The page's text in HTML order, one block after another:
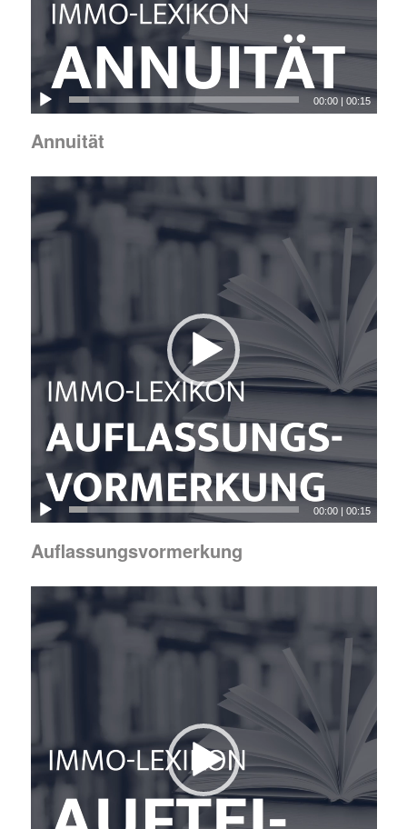
00:00 |00:15
Annuität
00:00 |00:15
Auflassungsvormerkung